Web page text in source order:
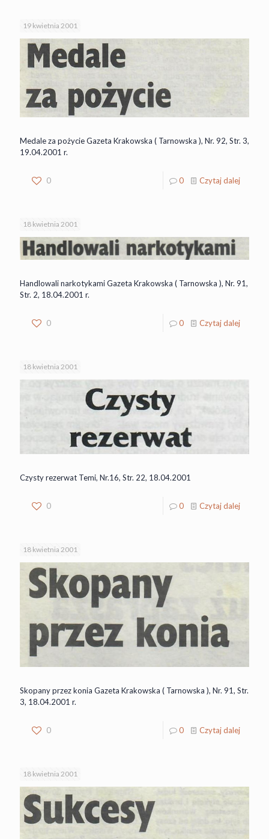
19 kwietnia 2001
Medale za pożycie Gazeta Krakowska ( Tarnowska ), Nr. 92, Str. 3,
19.04.2001 r.
0 0 Czytaj dalej
18 kwietnia 2001
Handlowali narkotykami Gazeta Krakowska ( Tarnowska ), Nr. 91,
Str. 2, 18.04.2001 r.
0 0 Czytaj dalej
18 kwietnia 2001
Czysty rezerwat Temi, Nr.16, Str. 22, 18.04.2001
0 0 Czytaj dalej
18 kwietnia 2001
Skopany przez konia Gazeta Krakowska ( Tarnowska ), Nr. 91, Str.
3, 18.04.2001 r.
0 0 Czytaj dalej
18 kwietnia 2001